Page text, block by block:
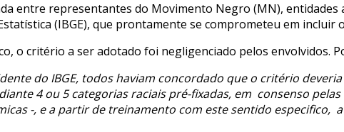
entre representantes do Movimento Negro (MN), entidades
(IBGE), que prontamente se comprometeu em incluir
o critério a ser adotado foi negligenciado pelos envolvidos.
do IBGE, todos haviam concordado que o critério
4 ou 5 categorias raciais pré-fixadas, em consenso pelas
-, e a partir de treinamento com este sentido especifico,